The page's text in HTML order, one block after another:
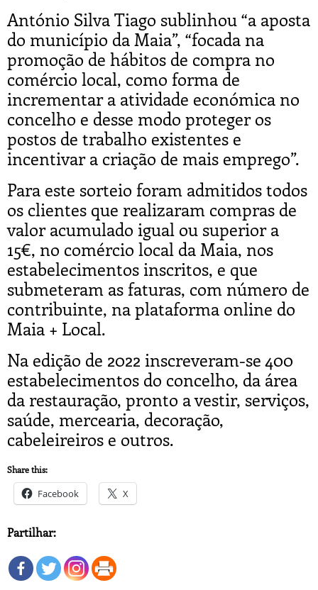
António Silva Tiago sublinhou “a aposta
do município da Maia”, “focada na
promoção de hábitos de compra no
comércio local, como forma de
incrementar a atividade económica no
concelho e desse modo proteger os
postos de trabalho existentes e
incentivar a criação de mais emprego”.
Para este sorteio foram admitidos todos
os clientes que realizaram compras de
valor acumulado igual ou superior a
15€, no comércio local da Maia, nos
estabelecimentos inscritos, e que
submeteram as faturas, com número de
contribuinte, na plataforma online do
Maia + Local.
Na edição de 2022 inscreveram-se 400
estabelecimentos do concelho, da área
da restauração, pronto a vestir, serviços,
saúde, mercearia, decoração,
cabeleireiros e outros.
Share this:
Facebook X
Partilhar: